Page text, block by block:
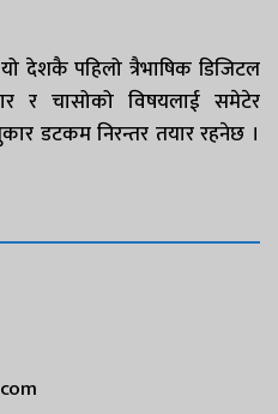
देशकै पहिलो त्रैभाषिक डिजिटल
र चासोको विषयलाई समेटेर
डटकम निरन्तर तयार रहनेछ ।